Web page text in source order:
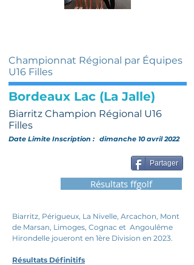
Championnat Régional par Équipes
U16 Filles
Bordeaux Lac (La Jalle)
Biarritz Champion Régional U16
Filles
Date Limite Inscription : dimanche 10 avril 2022
Partager
Résultats ffgolf
Biarritz, Périgueux, La Nivelle, Arcachon, Mont
de Marsan, Limoges, Cognac et  Angoulême
Hirondelle joueront en 1ère Division en 2023.
Résultats Définitifs